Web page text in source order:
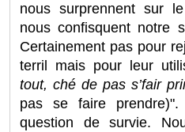
nous surprennent sur
nous confisquent notre
Certainement pas pour
terril mais pour leur
tout, ché de pas s’fair
pas se faire
question de survie.